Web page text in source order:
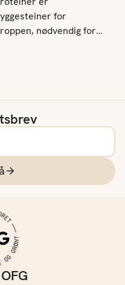
for
nødvendig for
med animalske
som kjøtt, fisk,